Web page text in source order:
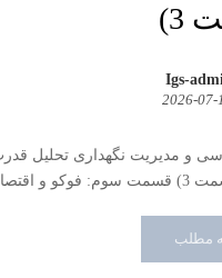
Igs-
2026-07-
و مدیریت نگهداری تحلیل
اقتصاد ...
مطلب